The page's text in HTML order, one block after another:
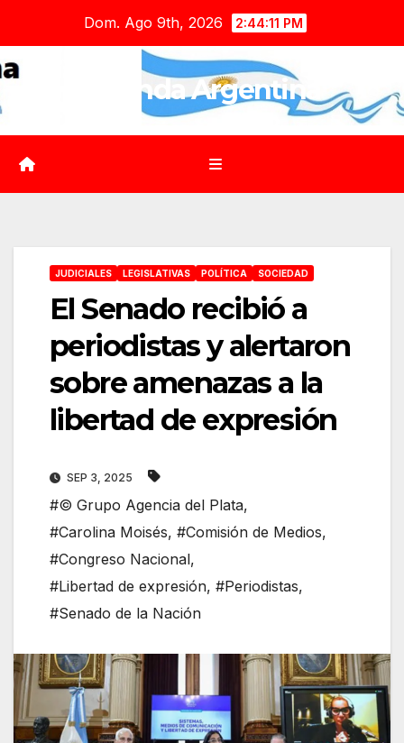
contenido
Dom. Ago 9th, 2026 2:44:13 PM
Agenda Argentina
JUDICIALES LEGISLATIVAS POLÍTICA SOCIEDAD
El Senado recibió a
periodistas y alertaron
sobre amenazas a la
libertad de expresión
SEP 3, 2025
#© Grupo Agencia del Plata,
#Carolina Moisés, #Comisión de Medios,
#Congreso Nacional,
#Libertad de expresión, #Periodistas,
#Senado de la Nación